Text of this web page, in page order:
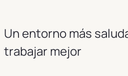
Un entorno más
trabajar mejor